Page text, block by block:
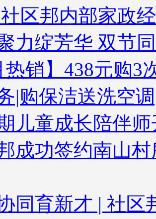
区邦内部家政
力绽芳华 双节
热销】438元购
|购保洁送洗空
儿童成长陪伴
成功签约南山
同育新才 | 社区